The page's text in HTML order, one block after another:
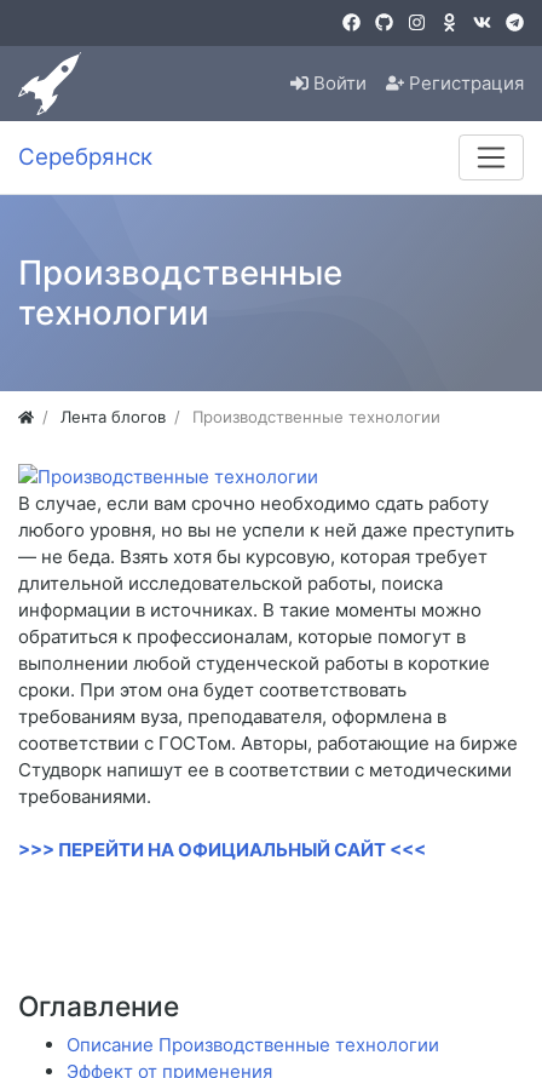
Войти Регистрация
Серебрянск
Производственные
технологии
Лента блогов Производственные технологии
В случае, если вам срочно необходимо сдать работу
любого уровня, но вы не успели к ней даже преступить
— не беда. Взять хотя бы курсовую, которая требует
длительной исследовательской работы, поиска
информации в источниках. В такие моменты можно
обратиться к профессионалам, которые помогут в
выполнении любой студенческой работы в короткие
сроки. При этом она будет соответствовать
требованиям вуза, преподавателя, оформлена в
соответствии с ГОСТом. Авторы, работающие на бирже
Студворк напишут ее в соответствии с методическими
требованиями.
>>> ПЕРЕЙТИ НА ОФИЦИАЛЬНЫЙ САЙТ <<<
Оглавление
Описание Производственные технологии
Эффект от применения